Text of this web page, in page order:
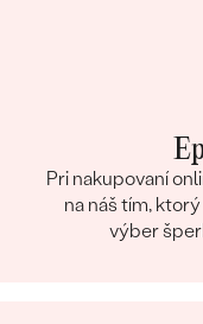
Pri nakupovaní
na náš tím,
výber